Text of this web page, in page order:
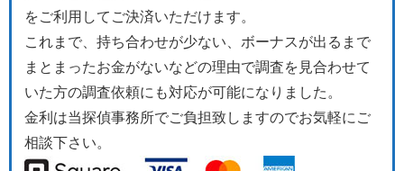
をご利用してご決済いただけます。
これまで、持ち合わせが少ない、ボーナスが出るまで
まとまったお金がないなどの理由で調査を見合わせて
いた方の調査依頼にも対応が可能になりました。
金利は当探偵事務所でご負担致しますのでお気軽にご
相談下さい。